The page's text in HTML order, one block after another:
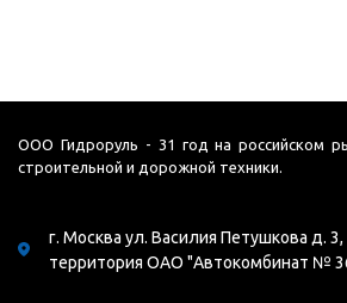
ООО Гидроруль - 31 год на российском
строительной и дорожной техники.
г. Москва ул. Василия Петушкова д. 3,
территория ОАО "Автокомбинат №